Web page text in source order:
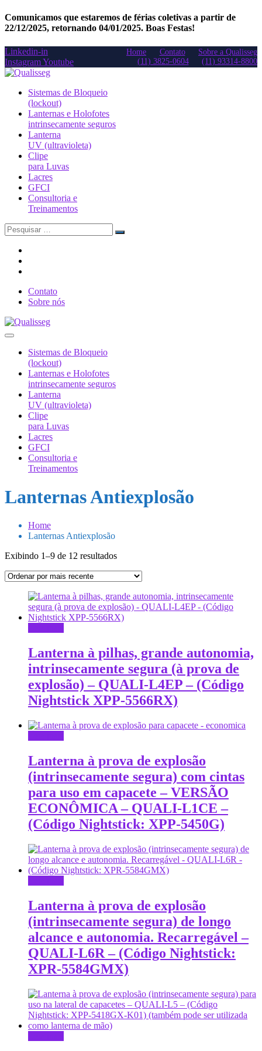
Comunicamos que estaremos de férias coletivas a partir de
22/12/2025, retornando 04/01/2025. Boas Festas!
Linkedin-in
InstagramYoutube
Home Contato
Sobre a Qualisseg
(11) 3825-0604
(11) 93314-8800
Sistemas de Bloqueio
(lockout)
Lanternas e Holofotes
intrinsecamente seguros
Lanterna
UV (ultravioleta)
Clipe
para Luvas
Lacres
GFCI
Consultoria e
Treinamentos
Search
for:
Contato
Sobre nós
Sistemas de Bloqueio
(lockout)
Lanternas e Holofotes
intrinsecamente seguros
Lanterna
UV (ultravioleta)
Clipe
para Luvas
Lacres
GFCI
Consultoria e
Treinamentos
Lanternas Antiexplosão
Home
Lanternas Antiexplosão
Exibindo 1–9 de 12 resultadosClassificado
Lanterna à pilhas, grande autonomia,
intrinsecamente segura (à prova de
explosão) – QUALI-L4EP – (Código
Nightstick XPP-5566RX)
Lanterna à prova de explosão
(intrinsecamente segura) com cintas
para uso em capacete – VERSÃO
ECONÔMICA – QUALI-L1CE –
(Código Nightstick: XPP-5450G)
Lanterna à prova de explosão
(intrinsecamente segura) de longo
alcance e autonomia. Recarregável –
QUALI-L6R – (Código Nightstick:
XPR-5584GMX)